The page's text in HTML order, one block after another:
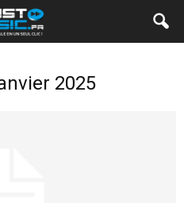
2025